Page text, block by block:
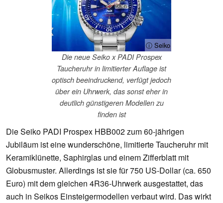
ⓘ Seiko
Die neue Seiko x PADI Prospex
Taucheruhr in limitierter Auflage ist
optisch beeindruckend, verfügt jedoch
über ein Uhrwerk, das sonst eher in
deutlich günstigeren Modellen zu
finden ist
Die Seiko PADI Prospex HBB002 zum 60-jährigen
Jubiläum ist eine wunderschöne, limitierte Taucheruhr mit
Keramiklünette, Saphirglas und einem Zifferblatt mit
Globusmuster. Allerdings ist sie für 750 US-Dollar (ca. 650
Euro) mit dem gleichen 4R36-Uhrwerk ausgestattet, das
auch in Seikos Einsteigermodellen verbaut wird. Das wirkt